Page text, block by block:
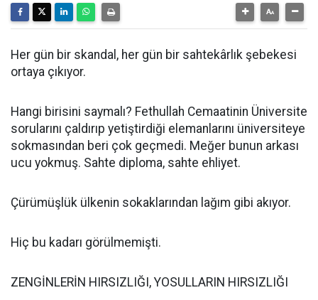
Her gün bir skandal, her gün bir sahtekârlık şebekesi
ortaya çıkıyor.
Hangi birisini saymalı? Fethullah Cemaatinin Üniversite
sorularını çaldırıp yetiştirdiği elemanlarını üniversiteye
sokmasından beri çok geçmedi. Meğer bunun arkası
ucu yokmuş. Sahte diploma, sahte ehliyet.
Çürümüşlük ülkenin sokaklarından lağım gibi akıyor.
Hiç bu kadarı görülmemişti.
ZENGİNLERİN HIRSIZLIĞI, YOSULLARIN HIRSIZLIĞI